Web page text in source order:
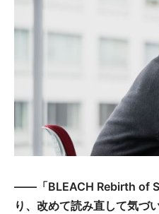
――「BLEACH Rebirth of
り、改めて読み直して気づ